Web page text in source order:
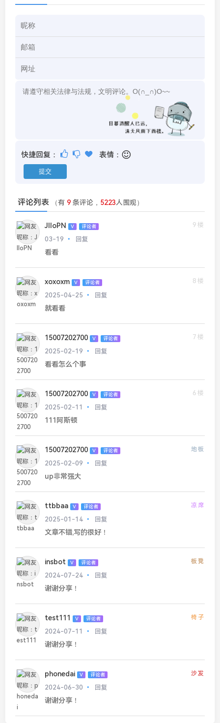
快捷回复： 表情：
评论列表 （有 9 条评论， 5223人围观）
JIIoPN V 评论者
9楼
03-19
回复
看看
xoxoxm V 评论者
8楼
2025-04-25
回复
就看看
15007202700 V 评论者
7楼
2025-02-19
回复
看看怎么个事
15007202700 V 评论者
6楼
2025-02-11
回复
111阿斯顿
15007202700 V 评论者 地板
2025-02-09 回复
up非常强大
ttbbaa V 评论者 凉席
2025-01-14 回复
文章不错,写的很好！
insbot V 评论者 板凳
2024-07-24 回复
谢谢分享！
test111 V 评论者 椅子
2024-07-11 回复
谢谢分享！
phonedai V 评论者 沙发
2024-06-30 回复
谢谢分享！